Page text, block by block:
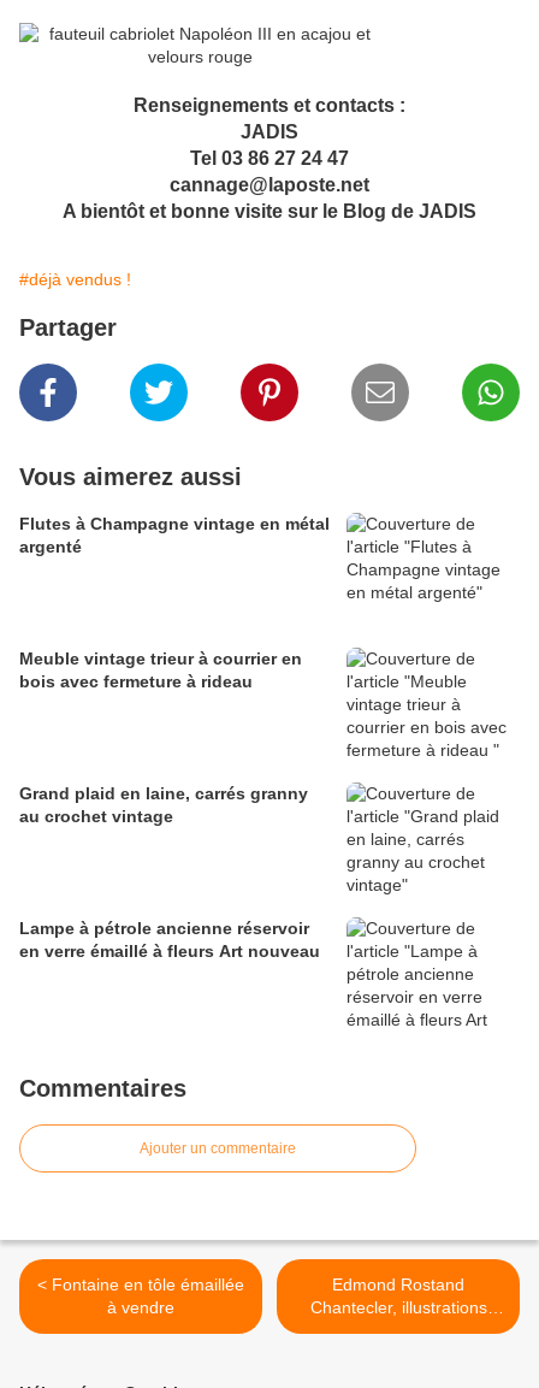
Renseignements et contacts :
JADIS
Tel 03 86 27 24 47
cannage@laposte.net
A bientôt et bonne visite sur le Blog de JADIS
#déjà vendus !
Partager
Vous aimerez aussi
Flutes à Champagne vintage en métal
argenté
Meuble vintage trieur à courrier en
bois avec fermeture à rideau
Grand plaid en laine, carrés granny
au crochet vintage
Lampe à pétrole ancienne réservoir
en verre émaillé à fleurs Art nouveau
Commentaires
Ajouter un commentaire
< Fontaine en tôle émaillée
à vendre
Edmond Rostand
Chantecler, illustrations
Mariette Lydis >